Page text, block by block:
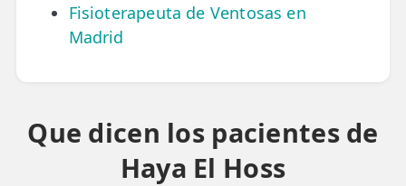
Tendinitis de Aquiles
Fisioterapeuta de Ventosas en
Madrid
Que dicen los pacientes de
Haya El Hoss